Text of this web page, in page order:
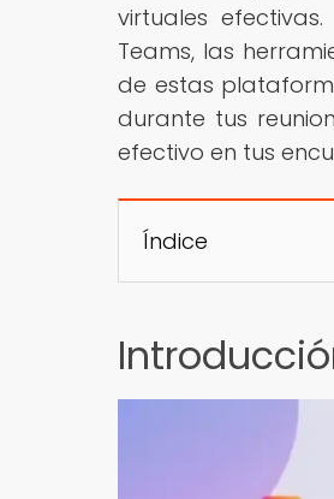
virtuales
Teams, las
de estas
durante tus
efectivo en tus
Índice